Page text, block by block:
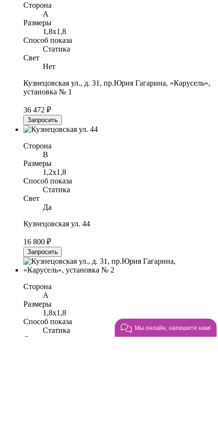
Сторона
A
Размеры
1,8x1,8
Способ показа
Статика
Свет
Нет
Кузнецовская ул., д. 31, пр.Юрия Гагарина, «Карусель»,
установка № 1
36 472 ₽
Запросить
Сторона
B
Размеры
1,2x1,8
Способ показа
Статика
Свет
Да
Кузнецовская ул. 44
16 800 ₽
Запросить
Сторона
A
Размеры
1,8x1,8
Способ показа
Статика
Свет
Мы онлайн, напишите нам!